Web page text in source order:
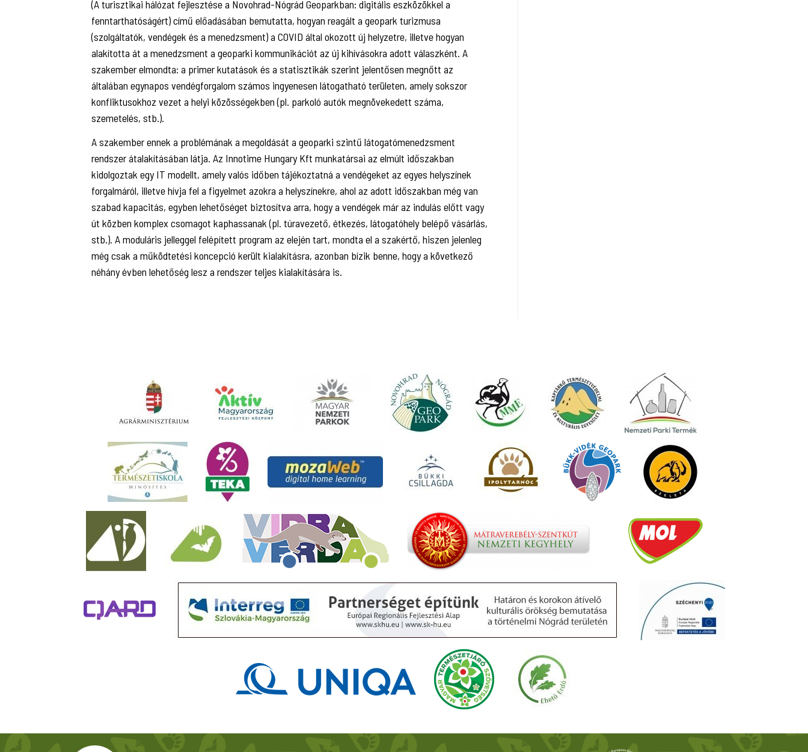
(A turisztikai hálózat fejlesztése a Novohrad-Nógrád Geoparkban: digitális eszközökkel a
fenntarthatóságért) című előadásában bemutatta, hogyan reagált a geopark turizmusa
(szolgáltatók, vendégek és a menedzsment) a COVID által okozott új helyzetre, illetve hogyan
alakította át a menedzsment a geoparki kommunikációt az új kihívásokra adott válaszként. A
szakember elmondta: a primer kutatások és a statisztikák szerint jelentősen megnőtt az
általában egynapos vendégforgalom számos ingyenesen látogatható területen, amely sokszor
konfliktusokhoz vezet a helyi közösségekben (pl. parkoló autók megnövekedett száma,
szemetelés, stb.).
A szakember ennek a problémának a megoldását a geoparki szintű látogatómenedzsment
rendszer átalakításában látja. Az Innotime Hungary Kft munkatársai az elmúlt időszakban
kidolgoztak egy IT modellt, amely valós időben tájékoztatná a vendégeket az egyes helyszínek
forgalmáról, illetve hívja fel a figyelmet azokra a helyszínekre, ahol az adott időszakban még van
szabad kapacitás, egyben lehetőséget biztosítva arra, hogy a vendégek már az indulás előtt vagy
út közben komplex csomagot kaphassanak (pl. túravezető, étkezés, látogatóhely belépő vásárlás,
stb.). A moduláris jelleggel felépített program az elején tart, mondta el a szakértő, hiszen jelenleg
még csak a működtetési koncepció került kialakításra, azonban bízik benne, hogy a következő
néhány évben lehetőség lesz a rendszer teljes kialakítására is.